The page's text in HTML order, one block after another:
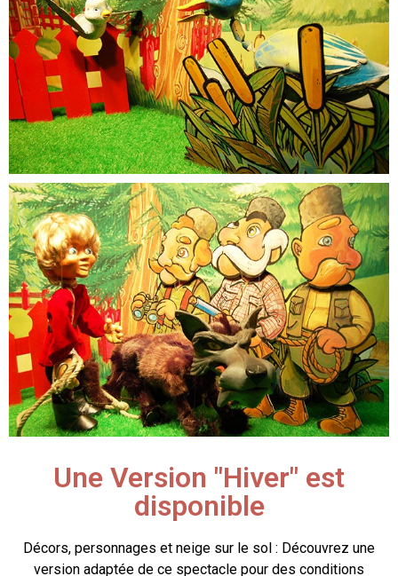
Une Version "Hiver" est
disponible
Décors, personnages et neige sur le sol : Découvrez une
version adaptée de ce spectacle pour des conditions